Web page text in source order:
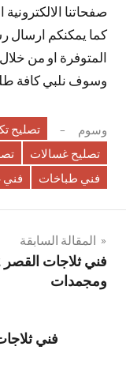
صفحاتنا
كما يمكنكم ارسال
المتوفرة او من
وسوف نلبي كافة
وسوم تصليح
تصليح غسالات
فني طباخات
فني
تصفّح
المقالات
المقالة السابقة
ومجمدات